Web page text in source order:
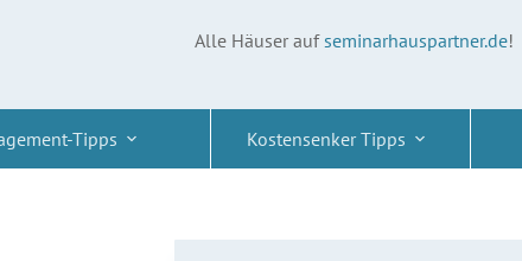
Alle Häuser aufseminarhauspartner.de!
Tipps Kostensenker Tipps